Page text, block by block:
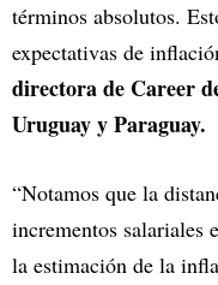
términos absolutos.
expectativas de
directora de Career
Uruguay y Paraguay.
“Notamos que la
incrementos salariales
la estimación de la